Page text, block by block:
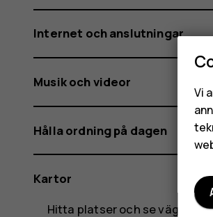
Internet och anslutningar
Musik och videor
Hålla ordning på dagen
Kartor
Hitta platser och se
Vi